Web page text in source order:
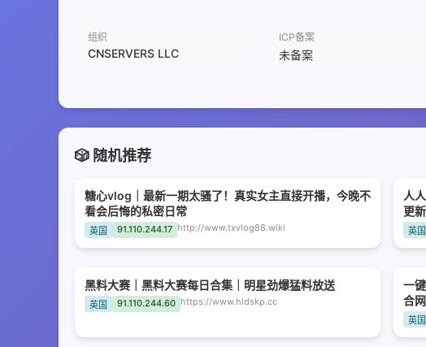
组织
CNSERVERS LLC
ICP备案
未备案
🎲 随机推荐
糖心vlog｜最新一期太骚了！真实女主直接开播，今晚不
看会后悔的私密日常
英国 91.110.244.17 http://www.txvlog88.wiki
人
更
英国
黑料大赛｜黑料大赛每日合集｜明星劲爆猛料放送
英国 91.110.244.60 https://www.hldskp.cc
一
合网
英国